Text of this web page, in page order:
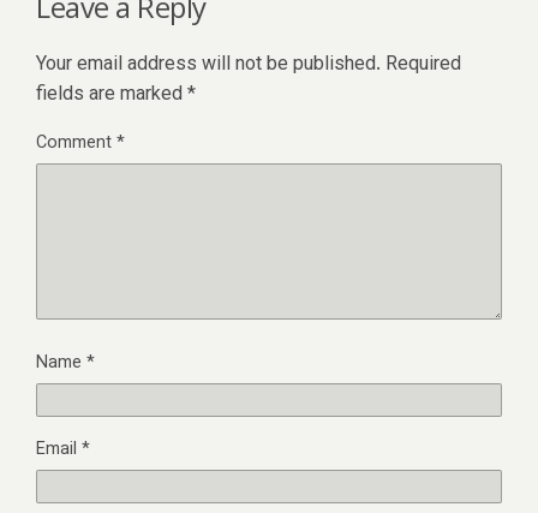
Your email address will not be published. Required
fields are marked *
Comment*
Name *
Email *